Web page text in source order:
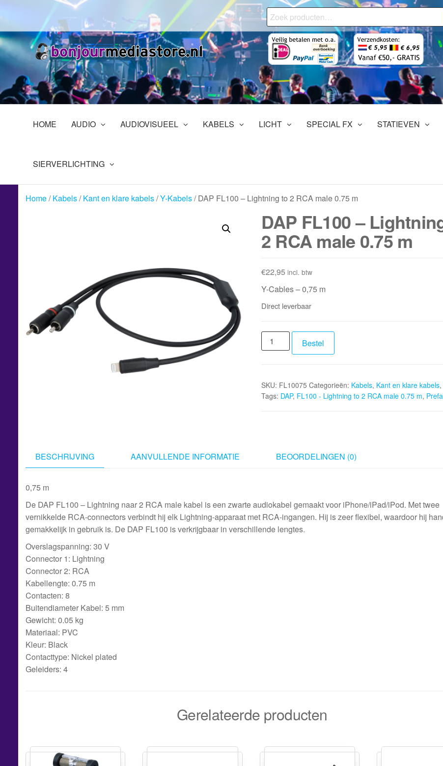
de
inhoud
BonjourMediaStore.nl
Professionals
in
Entertainment
Zoeken
naar:
HOME AUDIO AUDIOVISUEEL KABELS LICHT SPECIAL FX STATIEVEN
SIERVERLICHTING
Home/Kabels/Kant en klare kabels/Y-Kabels/ DAP FL100 – Lightning to 2 RCA male 0.75 m
DAP FL100 –
2 RCA male 0.75 m
€22,95 incl. btw
Y-Cables – 0,75 m
Direct leverbaar
DAP
FL100
to
2
aantal
Bestel
SKU: FL10075 Categorieën: Kabels, Kant en klare kabels,
Tags: DAP, FL100 - Lightning to 2 RCA male 0.75 m,
BESCHRIJVING AANVULLENDE INFORMATIE BEOORDELINGEN (0)
0,75 m
De DAP FL100 – Lightning naar 2 RCA male kabel is een zwarte audiokabel gemaakt voor iPhone/iPad/iPod. Met twee
vernikkelde RCA-connectors verbindt hij elk Lightning-apparaat met RCA-ingangen. Hij is zeer flexibel, waardoor hij
gemakkelijk in gebruik is. De DAP FL100 is verkrijgbaar in verschillende lengtes.
Overslagspanning: 30 V
Connector 1: Lightning
Connector 2: RCA
Kabellengte: 0.75 m
Contacten: 8
Buitendiameter Kabel: 5 mm
Gewicht: 0.05 kg
Materiaal: PVC
Kleur: Black
Contacttype: Nickel plated
Geleiders: 4
Gerelateerde producten